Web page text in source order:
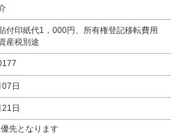
付印紙代1，000円、所有権登記移転費用
産税別途
日
日
先となります